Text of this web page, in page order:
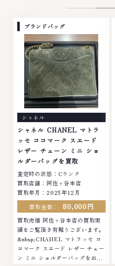
定します。お気軽にご連絡くださ
い。TEL: 0120-959-764営業
時間: 10:00～19:00定休日: 年中
無休
ブランドバッグ
シャネル
シャネル CHANEL マトラ
ッセ ココマーク スエード
レザー チェーン ミニ ショ
ルダーバッグを買取
査定時の状態：Cランク
買取店舗：阿佐ヶ谷本店
買取年月：2025年12月
買取金額：
80,000円
買取虎福 阿佐ヶ谷本店の買取実
績をご覧頂き有難うございます。
&nbsp;CHANEL マトラッセ コ
コマーク スエード レザー チェー
ン ミニ ショルダーバッグをお買